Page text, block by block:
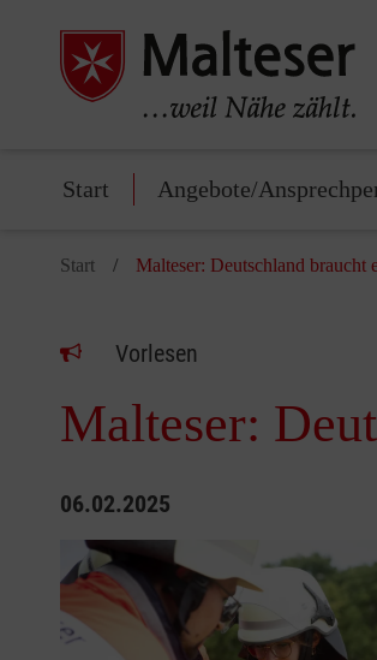
Start Angebote/
Start Malteser: Deutschland braucht
Vorlesen
Malteser:
06.02.2025